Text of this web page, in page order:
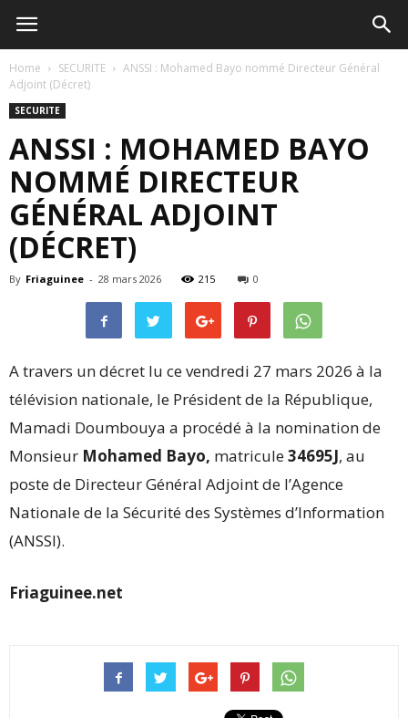
Home SECURITE
ANSSI : Mohamed Bayo nommé Directeur Général
Adjoint (Décret)
SECURITE
ANSSI : MOHAMED BAYO
NOMMÉ DIRECTEUR
GÉNÉRAL ADJOINT
(DÉCRET)
By Friaguinee - 28 mars 2026 215 0
A travers un décret lu ce vendredi 27 mars 2026 à la
télévision nationale, le Président de la République,
Mamadi Doumbouya a procédé à la nomination de
Monsieur Mohamed Bayo, matricule34695J, au
poste de Directeur Général Adjoint de l’Agence
Nationale de la Sécurité des Systèmes d’Information
(ANSSI).
Friaguinee.net